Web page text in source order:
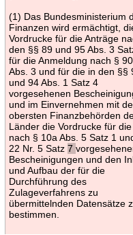
(1) Das Bundesministerium
Finanzen wird ermächtigt,
Vordrucke für die Anträge
den §§ 89 und 95 Abs. 3
für die Anmeldung nach § 90
Abs. 3 und für die in den §§
und 94 Abs. 1 Satz 4
vorgesehenen
und im Einvernehmen mit
obersten Finanzbehörden
Länder die Vordrucke für die
nach § 10a Abs. 5 Satz 1
22 Nr. 5 Satz 7
Bescheinigungen und den
und Aufbau der für die
Durchführung des
Zulageverfahrens zu
übermittelnden Datensätze
bestimmen.